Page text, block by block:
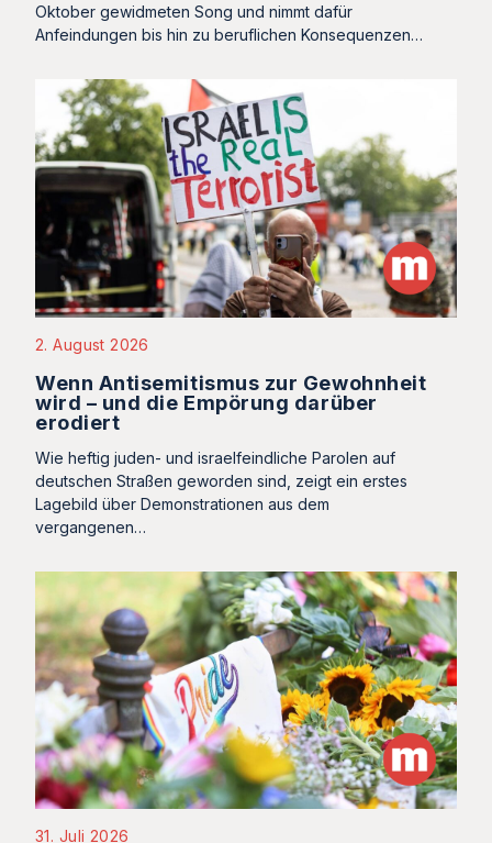
Oktober gewidmeten Song und nimmt dafür
Anfeindungen bis hin zu beruflichen Konsequenzen…
2. August 2026
Wenn Antisemitismus zur Gewohnheit
wird – und die Empörung darüber
erodiert
Wie heftig juden- und israelfeindliche Parolen auf
deutschen Straßen geworden sind, zeigt ein erstes
Lagebild über Demonstrationen aus dem
vergangenen…
31. Juli 2026